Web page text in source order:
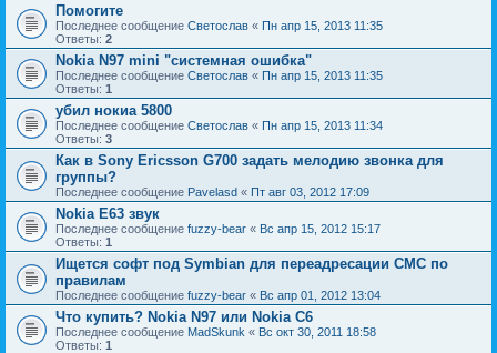
Помогите
Последнее сообщение Светослав « Пн апр 15, 2013 11:35
Ответы: 2
Nokia N97 mini "системная ошибка"
Последнее сообщение Светослав « Пн апр 15, 2013 11:35
Ответы: 1
убил нокиа 5800
Последнее сообщение Светослав « Пн апр 15, 2013 11:34
Ответы: 3
Как в Sony Ericsson G700 задать мелодию звонка для
группы?
Последнее сообщение Pavelasd « Пт авг 03, 2012 17:09
Nokia E63 звук
Последнее сообщение fuzzy-bear « Вс апр 15, 2012 15:17
Ответы: 1
Ищется софт под Symbian для переадресации СМС по
правилам
Последнее сообщение fuzzy-bear « Вс апр 01, 2012 13:04
Что купить? Nokia N97 или Nokia C6
Последнее сообщение MadSkunk « Вс окт 30, 2011 18:58
Ответы: 1